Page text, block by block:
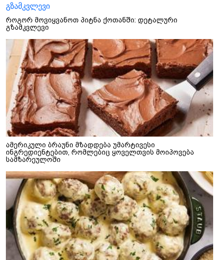
როგორ მოვიყვანოთ პიტნა ქოთანში: დეტალური
გზამკვლევი
ამერიკული ბრაუნი მზადდება უმარტივესი
ინგრედიენტებით, რომლებიც ყოველთვის მოიპოვება
სამზარეულოში